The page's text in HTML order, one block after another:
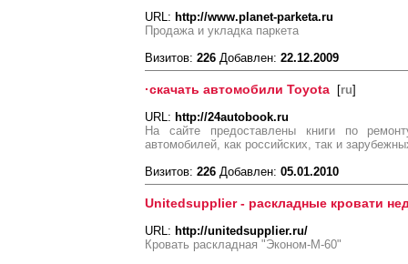
URL: http://www.planet-parketa.ru
Продажа и укладка паркета
Визитов: 226 Добавлен: 22.12.2009
·скачать автомобили Toyota [ru]
URL: http://24autobook.ru
На сайте предоставлены книги по
автомобилей, как российских, так и
Визитов: 226 Добавлен: 05.01.2010
Unitedsupplier - раскладные кровати
URL: http://unitedsupplier.ru/
Кровать раскладная "Эконом-М-60"